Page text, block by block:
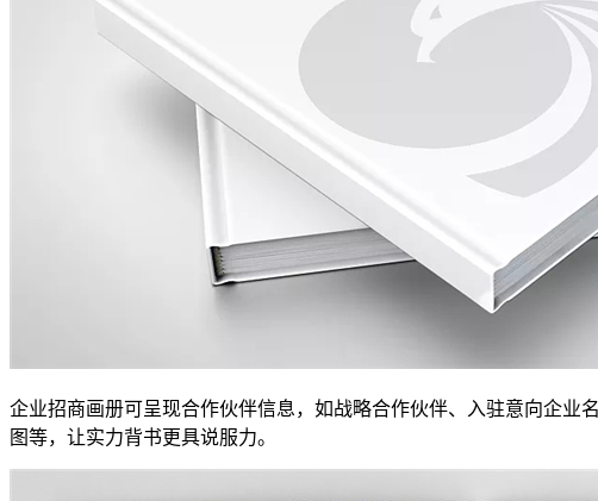
企业招商画册可呈现合作伙伴信息，如战略合作伙伴、入驻意向企业
图等，让实力背书更具说服力。